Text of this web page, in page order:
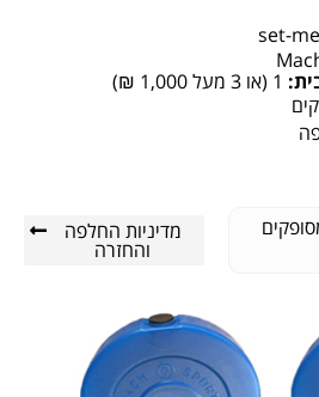
set-
1 (או 3 מעל 1,000 ₪)
מדיניות החלפה
והחזרה